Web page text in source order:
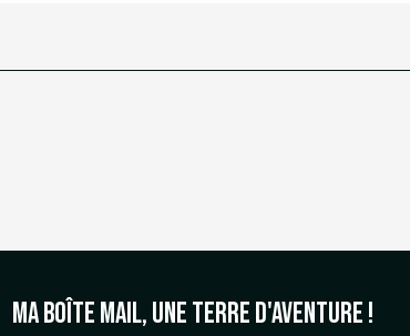
Ma boîte mail, une terre d'aventure !